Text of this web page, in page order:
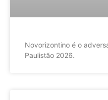
Novorizontino é o
Paulistão 2026.